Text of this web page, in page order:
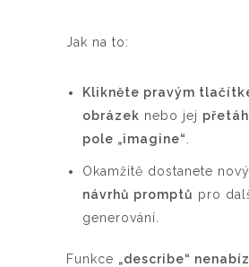
Jak na to:
Klikněte pravým
obrázek nebo jej
pole „imagine“
Okamžitě dostanete
návrhů promptů pro
generování.
Funkce „describe“